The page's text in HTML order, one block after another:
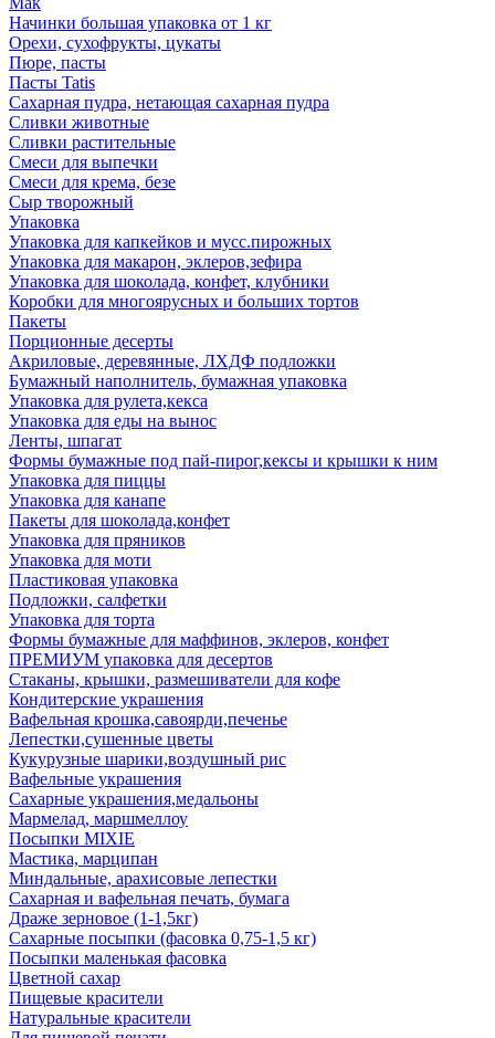
Начинки большая упаковка от 1 кг
Орехи, сухофрукты, цукаты
Пюре, пасты
Пасты Tatis
Сахарная пудра, нетающая сахарная пудра
Сливки животные
Сливки растительные
Смеси для выпечки
Смеси для крема, безе
Сыр творожный
Упаковка
Упаковка для капкейков и мусс.пирожных
Упаковка для макарон, эклеров,зефира
Упаковка для шоколада, конфет, клубники
Коробки для многоярусных и больших тортов
Пакеты
Порционные десерты
Акриловые, деревянные, ЛХДФ подложки
Бумажный наполнитель, бумажная упаковка
Упаковка для рулета,кекса
Упаковка для еды на вынос
Ленты, шпагат
Формы бумажные под пай-пирог,кексы и крышки к ним
Упаковка для пиццы
Упаковка для канапе
Пакеты для шоколада,конфет
Упаковка для пряников
Упаковка для моти
Пластиковая упаковка
Подложки, салфетки
Упаковка для торта
Формы бумажные для маффинов, эклеров, конфет
ПРЕМИУМ упаковка для десертов
Стаканы, крышки, размешиватели для кофе
Кондитерские украшения
Вафельная крошка,савоярди,печенье
Лепестки,сушенные цветы
Кукурузные шарики,воздушный рис
Вафельные украшения
Сахарные украшения,медальоны
Мармелад, маршмеллоу
Посыпки MIXIE
Мастика, марципан
Миндальные, арахисовые лепестки
Сахарная и вафельная печать, бумага
Драже зерновое (1-1,5кг)
Сахарные посыпки (фасовка 0,75-1,5 кг)
Посыпки маленькая фасовка
Цветной сахар
Пищевые красители
Натуральные красители